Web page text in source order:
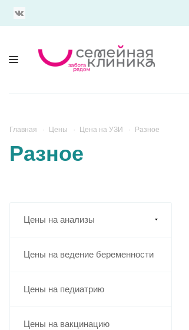
Главная Цены Цена на УЗИ Разное
Разное
Цены на анализы
Цены на ведение беременности
Цены на педиатрию
Цены на вакцинацию